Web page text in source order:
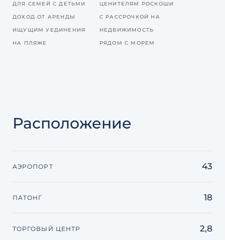
ДЛЯ СЕМЕЙ С ДЕТЬМИ
ДОХОД ОТ АРЕНДЫ
ИЩУЩИМ УЕДИНЕНИЯ
НА ПЛЯЖЕ
ЦЕНИТЕЛЯМ РОСКОШИ
С РАССРОЧКОЙ НА
НЕДВИЖИМОСТЬ
РЯДОМ С МОРЕМ
Расположение
АЭРОПОРТ 43
ПАТОНГ 18
ТОРГОВЫЙ ЦЕНТР 2,8